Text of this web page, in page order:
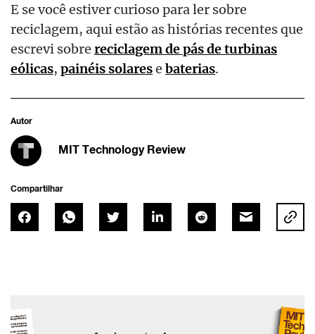
E se você estiver curioso para ler sobre
reciclagem, aqui estão as histórias recentes que
escrevi sobre reciclagem de pás de turbinas
eólicas, painéis solarese baterias.
Autor
MIT Technology Review
Compartilhar